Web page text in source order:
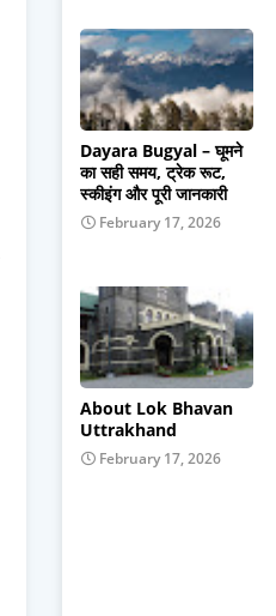
Dayara Bugyal – घूमने
का सही समय, ट्रेक रूट,
स्कीइंग और पूरी जानकारी
February 17, 2026
About Lok Bhavan
Uttrakhand
February 17, 2026